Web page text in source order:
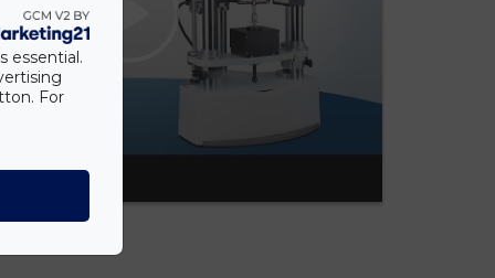
essential.
For